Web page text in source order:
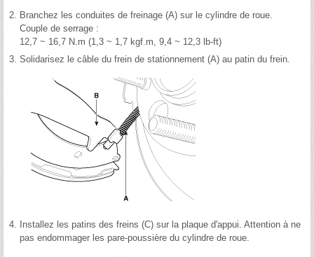
2. Branchez les conduites de freinage (A) sur le cylindre de roue.
Couple de serrage :
12,7 ~ 16,7 N.m (1,3 ~ 1,7 kgf.m, 9,4 ~ 12,3 lb-ft)
3. Solidarisez le câble du frein de stationnement (A) au patin du frein.
4.
Installez les patins des freins (C) sur la plaque d'appui. Attention à ne
pas endommager les pare-poussière du cylindre de roue.